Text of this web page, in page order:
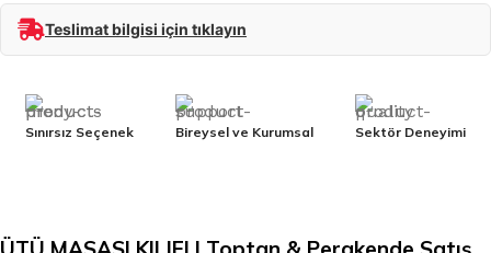
Teslimat bilgisi için tıklayın
Sınırsız Seçenek Bireysel ve Kurumsal Sektör Deneyimi